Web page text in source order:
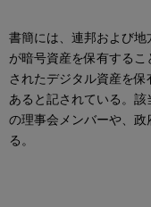
書簡には、連邦および
が暗号資産を保有する
されたデジタル資産を
あると記されている。
の理事会メンバーや、
る。